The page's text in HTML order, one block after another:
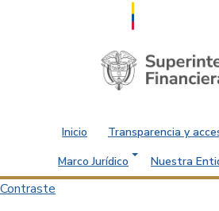
Saltar al contenido principal
Inicio Transparencia y
Marco Jurídico
Nuestra
Contraste